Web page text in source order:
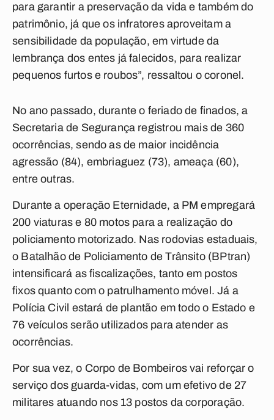
para garantir a preservação da vida e também do
patrimônio, já que os infratores aproveitam a
sensibilidade da população, em virtude da
lembrança dos entes já falecidos, para realizar
pequenos furtos e roubos”, ressaltou o coronel.
No ano passado, durante o feriado de finados, a
Secretaria de Segurança registrou mais de 360
ocorrências, sendo as de maior incidência
agressão (84), embriaguez (73), ameaça (60),
entre outras.
Durante a operação Eternidade, a PM empregará
200 viaturas e 80 motos para a realização do
policiamento motorizado. Nas rodovias estaduais,
o Batalhão de Policiamento de Trânsito (BPtran)
intensificará as fiscalizações, tanto em postos
fixos quanto com o patrulhamento móvel. Já a
Polícia Civil estará de plantão em todo o Estado e
76 veículos serão utilizados para atender as
ocorrências.
Por sua vez, o Corpo de Bombeiros vai reforçar o
serviço dos guarda-vidas, com um efetivo de 27
militares atuando nos 13 postos da corporação.